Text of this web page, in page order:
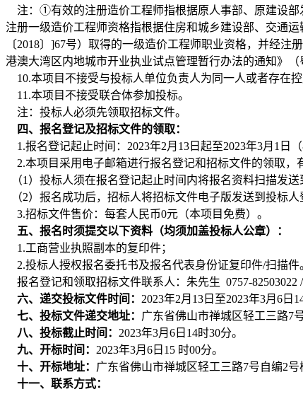
注：①有效的注册造价工程师指根据原人事部、原建设部
注册一级造价工程师资格指根据住房和城乡建设部、交通
〔2018〕]67号）取得的一级造价工程师职业资格，并经
港澳大湾区内地城市开业执业试点管理暂行办法的通知》（
10.本项目不接受与投标人单位负责人为同一人或者存在
11.本项目不接受联合体参加投标。
注：投标人必须先领取招标文件。
四、报名登记及招标文件的领取：
1.报名登记起止时间：2023年2月13日起至2023年3月1日
2.本项目采用电子邮箱进行报名登记和招标文件的领取，
（1）投标人须在报名登记起止时间内将报名资料扫描发送
（2）报名成功后，招标人将招标文件电子版发送到投标人
3.招标文件售价：每套人民币0元（本项目免费）。
五、报名时须提交以下资料（均须加盖投标人公章）：
1.工商营业执照副本的复印件；
2.投标人授权报名委托书及报名代表身份证复印件/扫描件
报名登记和领取招标文件联系人：朱先生 0757-82503022 /
六、递交投标文件时间： 2023年2月13日至2023年3月6日
七、投标文件递交地址： 广东省佛山市禅城区轻工三路7
八、投标截止时间： 2023年3月6日14时30分。
九、开标时间： 2023年3月6日15 时00分。
十、开标地址： 广东省佛山市禅城区轻工三路7号自编2
十一、联系方式：